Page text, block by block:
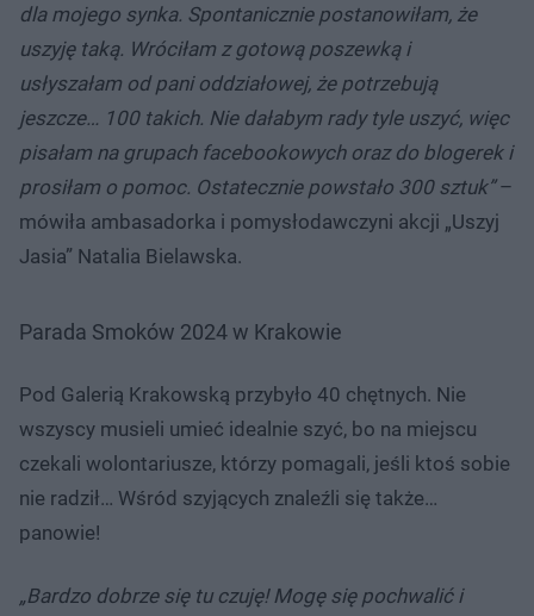
dla mojego synka. Spontanicznie postanowiłam, że
uszyję taką. Wróciłam z gotową poszewką i
usłyszałam od pani oddziałowej, że potrzebują
jeszcze… 100 takich. Nie dałabym rady tyle uszyć, więc
pisałam na grupach facebookowych oraz do blogerek i
prosiłam o pomoc. Ostatecznie powstało 300 sztuk”–
mówiła ambasadorka i pomysłodawczyni akcji „Uszyj
Jasia” Natalia Bielawska.
Parada Smoków 2024 w Krakowie
Pod Galerią Krakowską przybyło 40 chętnych. Nie
wszyscy musieli umieć idealnie szyć, bo na miejscu
czekali wolontariusze, którzy pomagali, jeśli ktoś sobie
nie radził… Wśród szyjących znaleźli się także…
panowie!
„Bardzo dobrze się tu czuję! Mogę się pochwalić i